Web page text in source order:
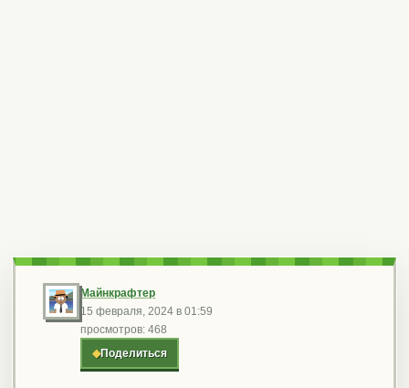
Майнкрафтер
15 февраля, 2024 в 01:59
просмотров: 468
◆Поделиться